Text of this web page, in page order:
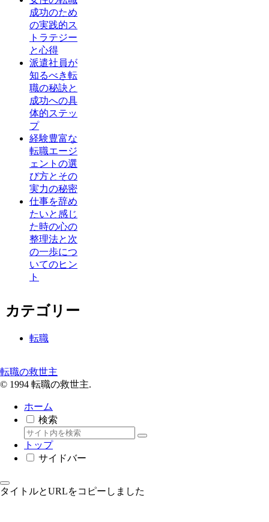
成功のため
の実践的ス
トラテジー
と心得
派遣社員が
知るべき転
職の秘訣と
成功への具
体的ステッ
プ
経験豊富な
転職エージ
ェントの選
び方とその
実力の秘密
仕事を辞め
たいと感じ
た時の心の
整理法と次
の一歩につ
いてのヒン
ト
カテゴリー
転職
転職の救世主
© 1994 転職の救世主.
ホーム
検索
トップ
サイドバー
タイトルとURLをコピーしました